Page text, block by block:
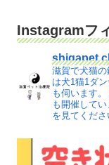
Instagramフ
滋賀で犬猫
は犬1猫1ダン
も伺います。
も開催してい
を見てくださ